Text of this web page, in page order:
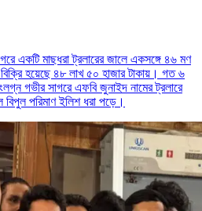
একটি মাছধরা ট্রলারের জালে একসঙ্গে ৪৬ মণ
হয়েছে ৪৮ লাখ ৫০ হাজার টাকায়। গত ৬
গভীর সাগরে এফবি জুনাইদ নামের ট্রলারে
পরিমাণ ইলিশ ধরা পড়ে।